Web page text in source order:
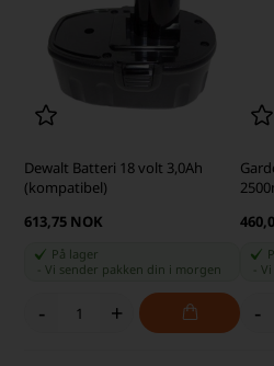
Dewalt Batteri 18 volt 3,0Ah
(kompatibel)
613,75 NOK
På lager
-Vi sender pakken din i morgen
- + -